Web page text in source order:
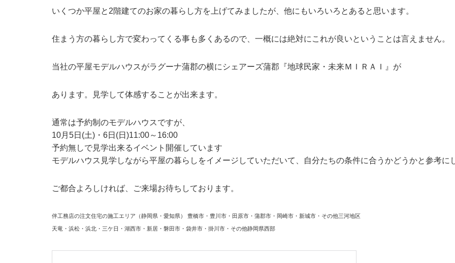
いくつか平屋と2階建てのお家の暮らし方を上げてみましたが、他にもいろいろとあると思います。
住まう方の暮らし方で変わってくる事も多くあるので、一概には絶対にこれが良いということは言えません。
当社の平屋モデルハウスがラグーナ蒲郡の横にシェアーズ蒲郡『地球民家・未来ＭＩＲＡＩ』が
あります。見学して体感することが出来ます。
通常は予約制のモデルハウスですが、
10月5日(土)・6日(日)11:00～16:00
予約無しで見学出来るイベント開催しています
モデルハウス見学しながら平屋の暮らしをイメージしていただいて、自分たちの条件に合うかどうかと参考に
ご都合よろしければ、ご来場お待ちしております。
伴工務店の注文住宅の施工エリア（静岡県・愛知県） 豊橋市・豊川市・田原市・蒲郡市・岡崎市・新城市・その他三河地区
天竜・浜松・浜北・三ケ日・湖西市・新居・磐田市・袋井市・掛川市・その他静岡県西部